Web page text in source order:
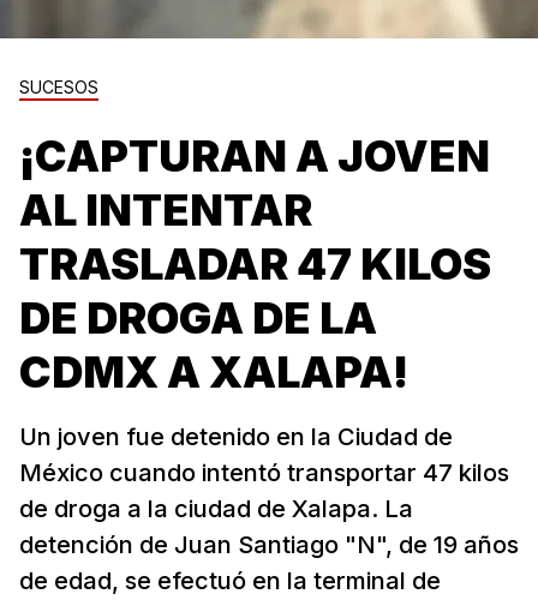
SUCESOS
¡CAPTURAN A JOVEN
AL INTENTAR
TRASLADAR 47 KILOS
DE DROGA DE LA
CDMX A XALAPA!
Un joven fue detenido en la Ciudad de
México cuando intentó transportar 47 kilos
de droga a la ciudad de Xalapa. La
detención de Juan Santiago "N", de 19 años
de edad, se efectuó en la terminal de